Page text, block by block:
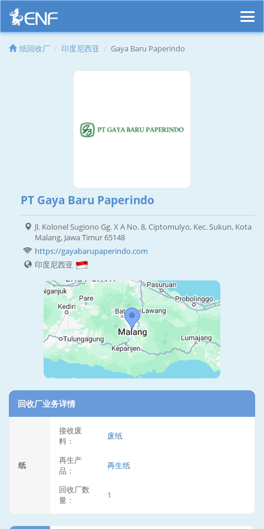
纸回收厂 印度尼西亚 Gaya Baru Paperindo
PT Gaya Baru Paperindo
Jl. Kolonel Sugiono Gg. X A No. 8, Ciptomulyo, Kec. Sukun, Kota
Malang, Jawa Timur 65148
https://gayabarupaperindo.com
印度尼西亚
回收厂业务详情
纸
接收废
料：
废纸
再生产
品：
再生纸
回收厂数
量：
1